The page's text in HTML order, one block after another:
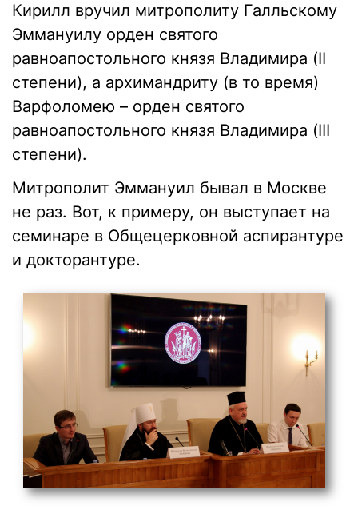
Кирилл вручил митрополиту Галльскому
Эммануилу орден святого
равноапостольного князя Владимира (II
степени), а архимандриту (в то время)
Варфоломею – орден святого
равноапостольного князя Владимира (III
степени).
Митрополит Эммануил бывал в Москве
не раз. Вот, к примеру, он выступает на
семинаре в Общецерковной аспирантуре
и докторантуре.